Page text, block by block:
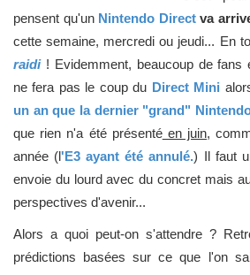
pensent qu'un Nintendo Directva
cette semaine, mercredi ou jeudi... En
raidi ! Evidemment, beaucoup de fans
ne fera pas le coup du Direct Mini
un an que la dernier "grand"
que rien n'a été présentéen juin,
année (l'E3 ayant été annulé.) Il faut
envoie du lourd avec du concret mais
perspectives d'avenir...
Alors a quoi peut-on s'attendre ?
prédictions basées sur ce que l'on